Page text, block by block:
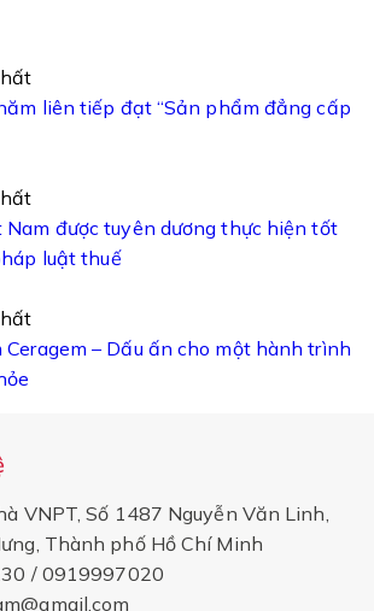
liên tiếp đạt “Sản phẩm đẳng cấp
Nam được tuyên dương thực hiện tốt
luật thuế
Ceragem – Dấu ấn cho một hành trình
VNPT, Số 1487 Nguyễn Văn Linh,
Thành phố Hồ Chí Minh
/ 0919997020